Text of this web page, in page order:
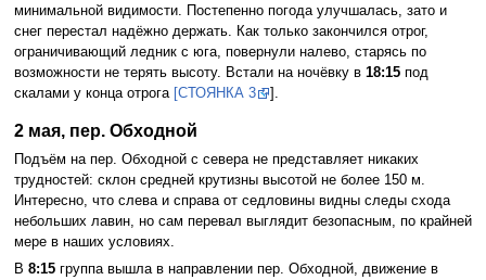
минимальной видимости. Постепенно погода улучшалась, зато и
снег перестал надёжно держать. Как только закончился отрог,
ограничивающий ледник с юга, повернули налево, старясь по
возможности не терять высоту. Встали на ночёвку в 18:15под
скалами у конца отрога [СТОЯНКА 3 ].
2 мая, пер. Обходной
Подъём на пер. Обходной с севера не представляет никаких
трудностей: склон средней крутизны высотой не более 150 м.
Интересно, что слева и справа от седловины видны следы схода
небольших лавин, но сам перевал выглядит безопасным, по крайней
мере в наших условиях.
В 8:15группа вышла в направлении пер. Обходной, движение в